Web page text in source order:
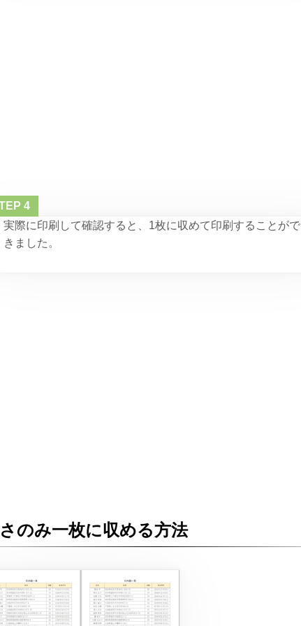
実際に印刷して確認すると、1枚に収めて印刷することがで
きました。
のみ一枚に収める方法